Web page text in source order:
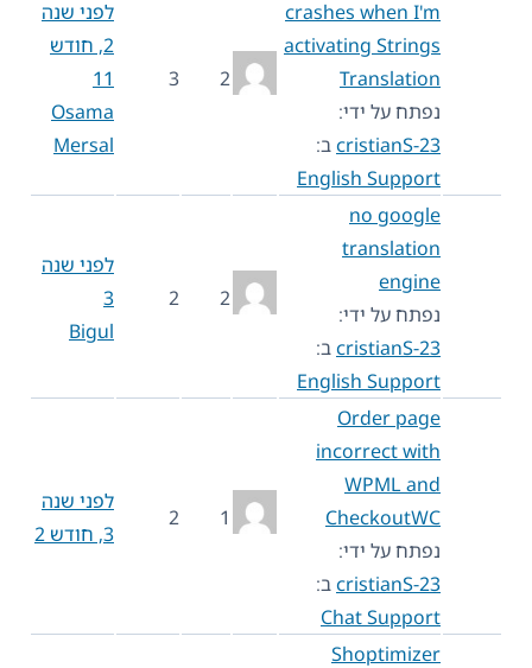
crashes when I'm
activating Strings
Translation
נפתח על ידי:
cristianS-23ב:
English Support
2
3
לפני שנה
2, חודש
11
Osama
Mersal
no google
translation
engine
נפתח על ידי:
cristianS-23ב:
English Support
2
2
לפני שנה
3
Bigul
Order page
incorrect with
WPML and
CheckoutWC
נפתח על ידי:
cristianS-23ב:
Chat Support
1
2
לפני שנה
3, חודש 2
Shoptimizer